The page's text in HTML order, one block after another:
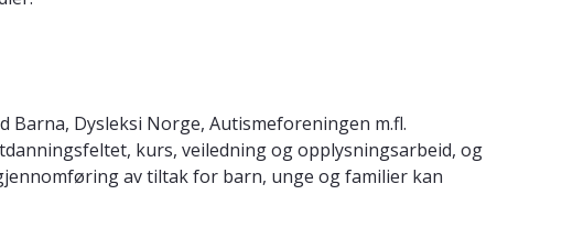
Barna, Dysleksi Norge, Autismeforeningen m.fl.
kurs, veiledning og opplysningsarbeid, og
av tiltak for barn, unge og familier kan